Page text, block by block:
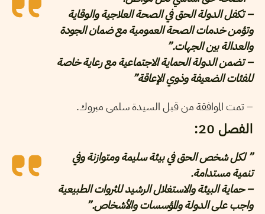
– تكفل الدولة الحق في الصحة العلاجية والوقاية
وتؤمن خدمات الصحة العمومية مع ضمان الجودة
والعدالة بين الجهات.”
– تضمن الدولة الحماية الاجتماعية مع رعاية خاصة
للفئات الضعيفة وذوي الإعاقة”
– تمت الموافقة من قبل السيدة سلمى مبروك.
الفصل 20:
” لكل شخص الحق في بيئة سليمة ومتوازنة وفي
تنمية مستدامة.
– حماية البيئة والاستغلال الرشيد للثروات الطبيعية
واجب على الدولة والمؤسسات والأشخاص.”